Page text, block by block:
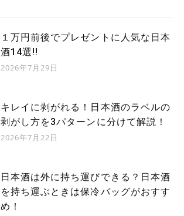
１万円前後でプレゼントに人気な日本
酒14選!!
2026年7月29日
キレイに剥がれる！日本酒のラベルの
剥がし方を3パターンに分けて解説！
2026年7月22日
日本酒は外に持ち運びできる？日本酒
を持ち運ぶときは保冷バッグがおすす
め！